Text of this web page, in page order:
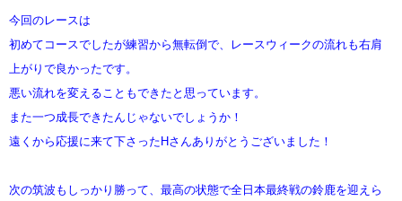
今回のレースは
初めてコースでしたが練習から無転倒で、レースウィークの流れも右肩
上がりで良かったです。
悪い流れを変えることもできたと思っています。
また一つ成長できたんじゃないでしょうか！
遠くから応援に来て下さったHさんありがとうございました！
次の筑波もしっかり勝って、最高の状態で全日本最終戦の鈴鹿を迎えら